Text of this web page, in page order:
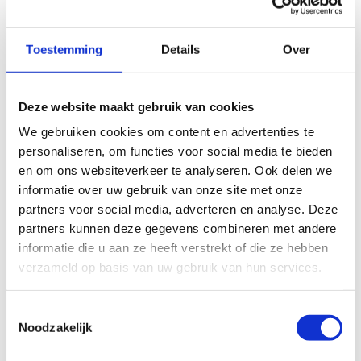
Toestemming Details Over
Deze website maakt gebruik van cookies
We gebruiken cookies om content en advertenties te
personaliseren, om functies voor social media te bieden
en om ons websiteverkeer te analyseren. Ook delen we
informatie over uw gebruik van onze site met onze
partners voor social media, adverteren en analyse. Deze
partners kunnen deze gegevens combineren met andere
informatie die u aan ze heeft verstrekt of die ze hebben
verzameld op basis van uw gebruik van hun services.
Noodzakelijk
Enkel cijfers aub
Voor bevestiging en facturatie